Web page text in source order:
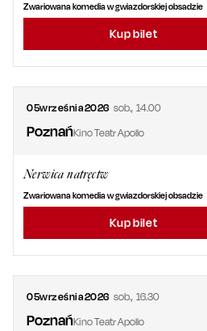
Zwariowana komedia w gwiazdorskiej obsadzie
Kup bilet
05września2026 sob., 14.00
PoznańKino Teatr Apollo
Nerwica natręctw
Zwariowana komedia w gwiazdorskiej obsadzie
Kup bilet
05września2026 sob., 16.30
PoznańKino Teatr Apollo